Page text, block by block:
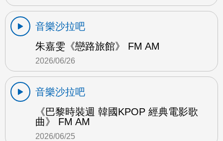
音樂沙拉吧
朱嘉雯《戀路旅館》 FM AM
2026/06/26
音樂沙拉吧
《巴黎時裝週 韓國KPOP 經典電影歌
曲》 FM AM
2026/06/25